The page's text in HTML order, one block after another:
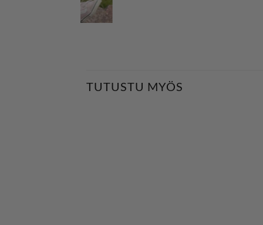
TUTUSTU MYÖS